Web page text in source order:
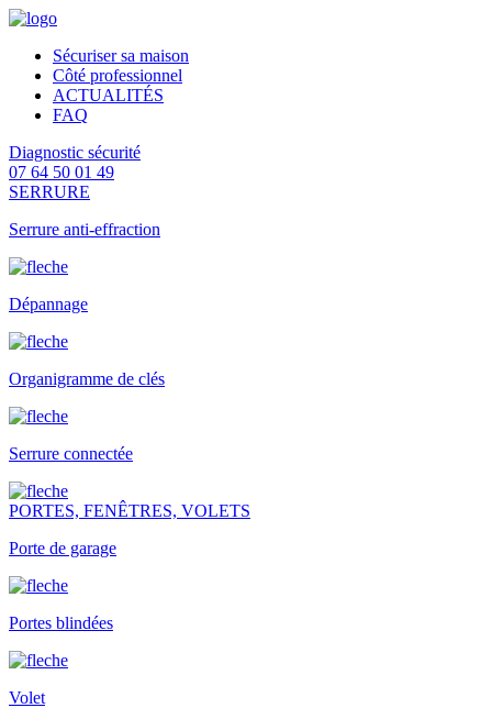
Sécuriser sa maison
Côté professionnel
ACTUALITÉS
FAQ
Diagnostic sécurité
07 64 50 01 49
SERRURE
Serrure anti-effraction
Dépannage
Organigramme de clés
Serrure connectée
PORTES, FENÊTRES, VOLETS
Porte de garage
Portes blindées
Volet